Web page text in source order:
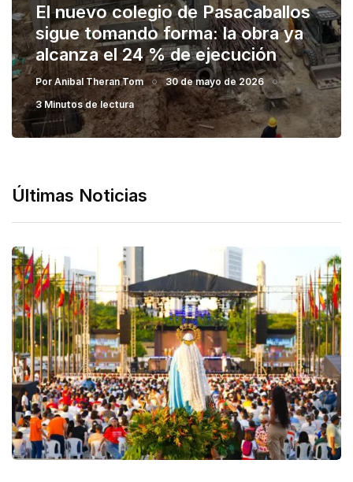
El nuevo colegio de Pasacaballos
sigue tomando forma: la obra ya
alcanza el 24 % de ejecución
Por Anibal Theran Tom
30 de mayo de 2026
3 Minutos de lectura
Últimas Noticias